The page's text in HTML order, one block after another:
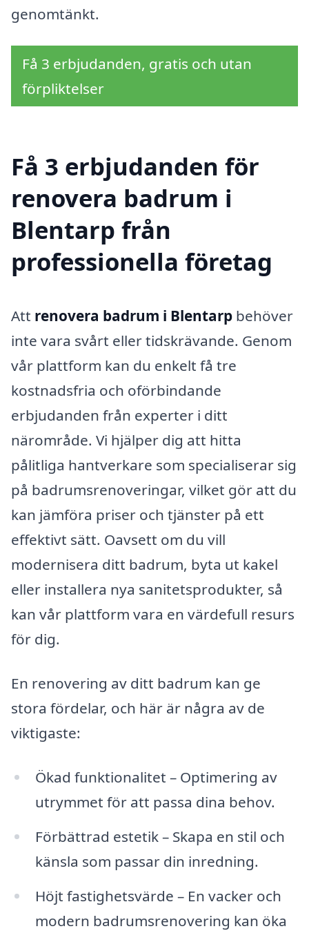
genomtänkt.
Få 3 erbjudanden, gratis och utan
förpliktelser
Få 3 erbjudanden för
renovera badrum i
Blentarp från
professionella företag
Att renovera badrum i Blentarp behöver
inte vara svårt eller tidskrävande. Genom
vår plattform kan du enkelt få tre
kostnadsfria och oförbindande
erbjudanden från experter i ditt
närområde. Vi hjälper dig att hitta
pålitliga hantverkare som specialiserar sig
på badrumsrenoveringar, vilket gör att du
kan jämföra priser och tjänster på ett
effektivt sätt. Oavsett om du vill
modernisera ditt badrum, byta ut kakel
eller installera nya sanitetsprodukter, så
kan vår plattform vara en värdefull resurs
för dig.
En renovering av ditt badrum kan ge
stora fördelar, och här är några av de
viktigaste:
Ökad funktionalitet – Optimering av
utrymmet för att passa dina behov.
Förbättrad estetik – Skapa en stil och
känsla som passar din inredning.
Höjt fastighetsvärde – En vacker och
modern badrumsrenovering kan öka